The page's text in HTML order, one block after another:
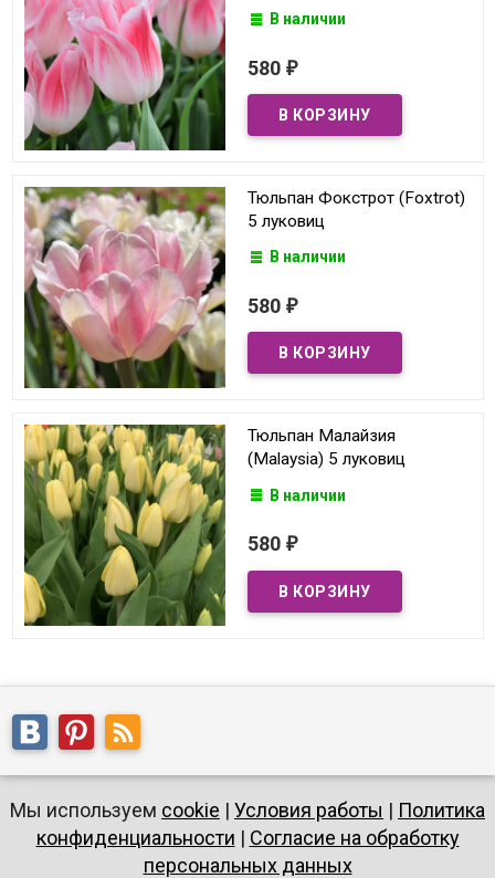
В наличии
580 ₽
Тюльпан Фокстрот (Foxtrot)
5 луковиц
В наличии
580 ₽
Тюльпан Малайзия
(Malaysia) 5 луковиц
В наличии
580 ₽
Мы используем cookie | Условия работы | Политика
конфиденциальности | Согласие на обработку
персональных данных